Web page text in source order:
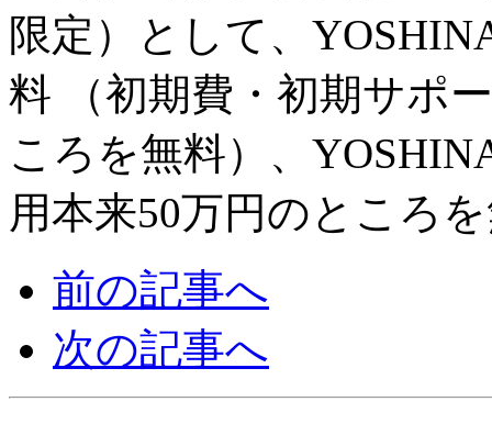
限定）として、
料 （初期費・初期サポ
ころを無料）、
用本来50万円のところ
前の記事へ
次の記事へ